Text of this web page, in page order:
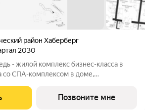
район Хаберберг
2030
- жилой комплекс бизнес-класса в
со СПА-комплексом в доме,
компанией, с функцией управления
в аренду. Ввод в
Позвоните мне